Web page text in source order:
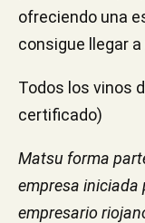
ofreciendo una
consigue llegar
Todos los vinos
certificado)
Matsu forma
empresa iniciada
empresario